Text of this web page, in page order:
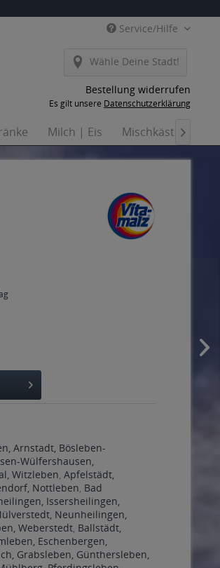
Service/Hilfe
Wähle Deine Stadt!
Bestellung widerrufen
Es gilt unsere Datenschutzerklärung
Milch | Eis Mischkästen

Arnstadt, Bösleben-
Wülfershausen,
Witzleben,Apfelstädt,
Nottleben, Bad
Issersheilingen,
Neunheilingen,
Weberstedt, Ballstädt,
Eschenbergen,
Grabsleben, Günthersleben,